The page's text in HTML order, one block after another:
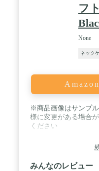
フ
None
ネック
※商品画像はサンプ
様に変更がある場合
ください
みんなのレビュー